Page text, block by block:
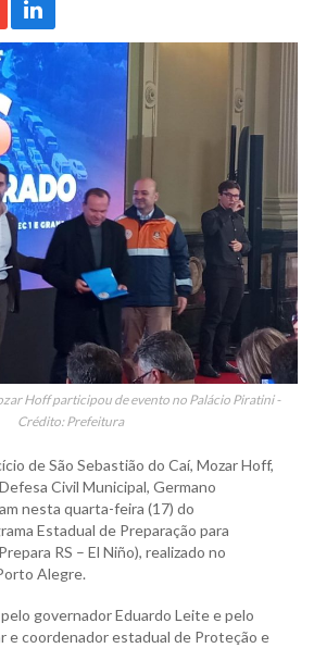
Hoff participou de evento no Palácio Piratini -
Crédito: Prefeitura
de São Sebastião do Caí, Mozar Hoff,
Civil Municipal, Germano
nesta quarta-feira (17) do
Estadual de Preparação para
RS – El Niño), realizado no
Alegre.
governador Eduardo Leite e pelo
e coordenador estadual de Proteção e